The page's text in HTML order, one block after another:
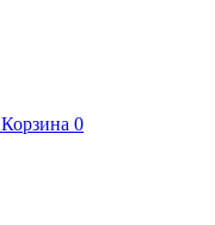
Корзина 0